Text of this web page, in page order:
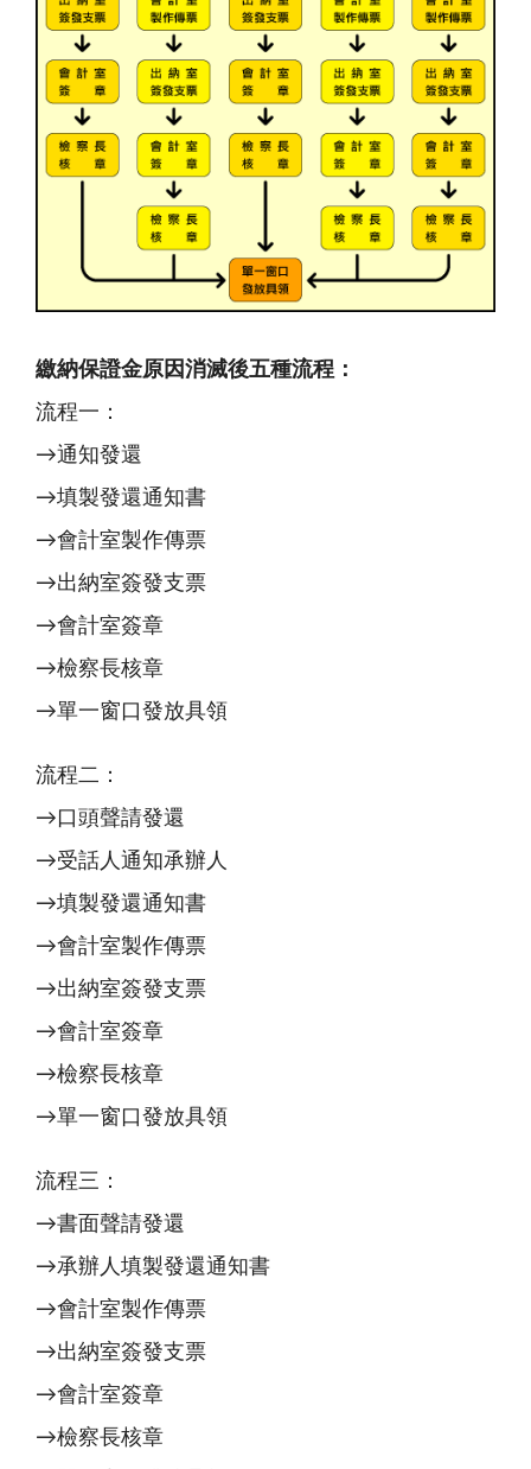
繳納保證金原因消滅後五種流程：
流程一：
→通知發還
→填製發還通知書
→會計室製作傳票
→出納室簽發支票
→會計室簽章
→檢察長核章
→單一窗口發放具領
流程二：
→口頭聲請發還
→受話人通知承辦人
→填製發還通知書
→會計室製作傳票
→出納室簽發支票
→會計室簽章
→檢察長核章
→單一窗口發放具領
流程三：
→書面聲請發還
→承辦人填製發還通知書
→會計室製作傳票
→出納室簽發支票
→會計室簽章
→檢察長核章